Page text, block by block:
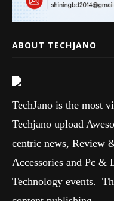
ABOUT TECHJANO
TechJano is the most
Techjano upload
centric news, Review
Accessories and Pc &
Technology events.